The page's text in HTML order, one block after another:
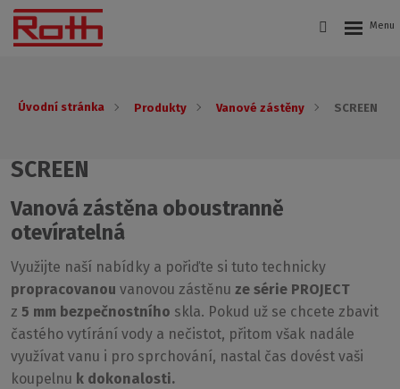
Úvodní stránka Produkty Vanové zástěny SCREEN
SCREEN
Vanová zástěna oboustranně
otevíratelná
Využijte naší nabídky a pořiďte si tuto technicky
propracovanou vanovou zástěnu ze série PROJECT
z 5 mm bezpečnostního skla. Pokud už se chcete zbavit
častého vytírání vody a nečistot, přitom však nadále
využívat vanu i pro sprchování, nastal čas dovést vaši
koupelnu k dokonalosti.